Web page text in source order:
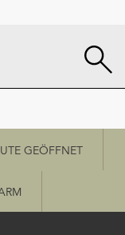
GEÖFFNET